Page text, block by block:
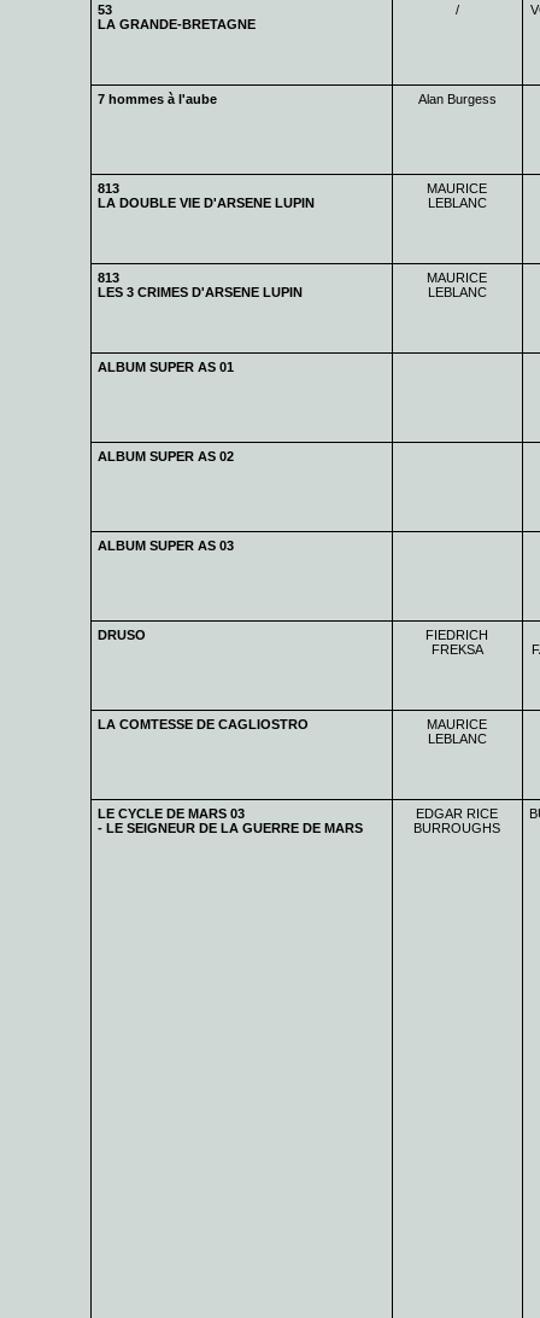
53
LA GRANDE-BRETAGNE
/
7 hommes à l'aube Alan Burgess
813
LA DOUBLE VIE D'ARSENE LUPIN
MAURICE
LEBLANC
813
LES 3 CRIMES D'ARSENE LUPIN
MAURICE
LEBLANC
ALBUM SUPER AS 01
ALBUM SUPER AS 02
ALBUM SUPER AS 03
DRUSO
FIEDRICH
FREKSA
LA COMTESSE DE CAGLIOSTRO
MAURICE
LEBLANC
LE CYCLE DE MARS 03
- LE SEIGNEUR DE LA GUERRE DE MARS
EDGAR RICE
BURROUGHS